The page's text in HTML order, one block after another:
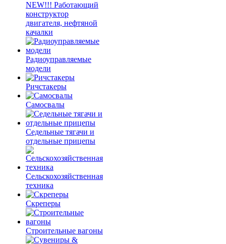
NEW!!! Работающий
конструктор
двигателя, нефтяной
качалки
Радиоуправляемые
модели
Ричстакеры
Самосвалы
Седельные тягачи и
отдельные прицепы
Сельскохозяйственная
техника
Скреперы
Строительные вагоны